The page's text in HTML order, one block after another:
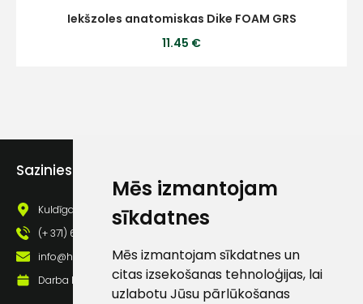
Mēs izmantojam
sīkdatnes
Mēs izmantojam sīkdatnes un
citas izsekošanas tehnoloģijas, lai
uzlabotu Jūsu pārlūkošanas
Iekšzoles anatomiskas Dike FOAM GRS
11.45 €
Sazinies ar mums
Kuldīgas iela 69a, Saldus, Saldus nov., LV - 3801
(+ 371) 63 881 186
info@hards.lv
Darba laiks: Darbadienās: 8:00 - 17:00